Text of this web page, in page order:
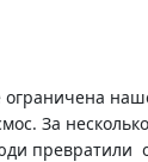
За
превратили